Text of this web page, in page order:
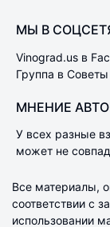
МЫ В
Vinograd.us в
Группа в
МНЕНИЕ
У всех разные
может не
Все материалы,
соответствии с
использовании